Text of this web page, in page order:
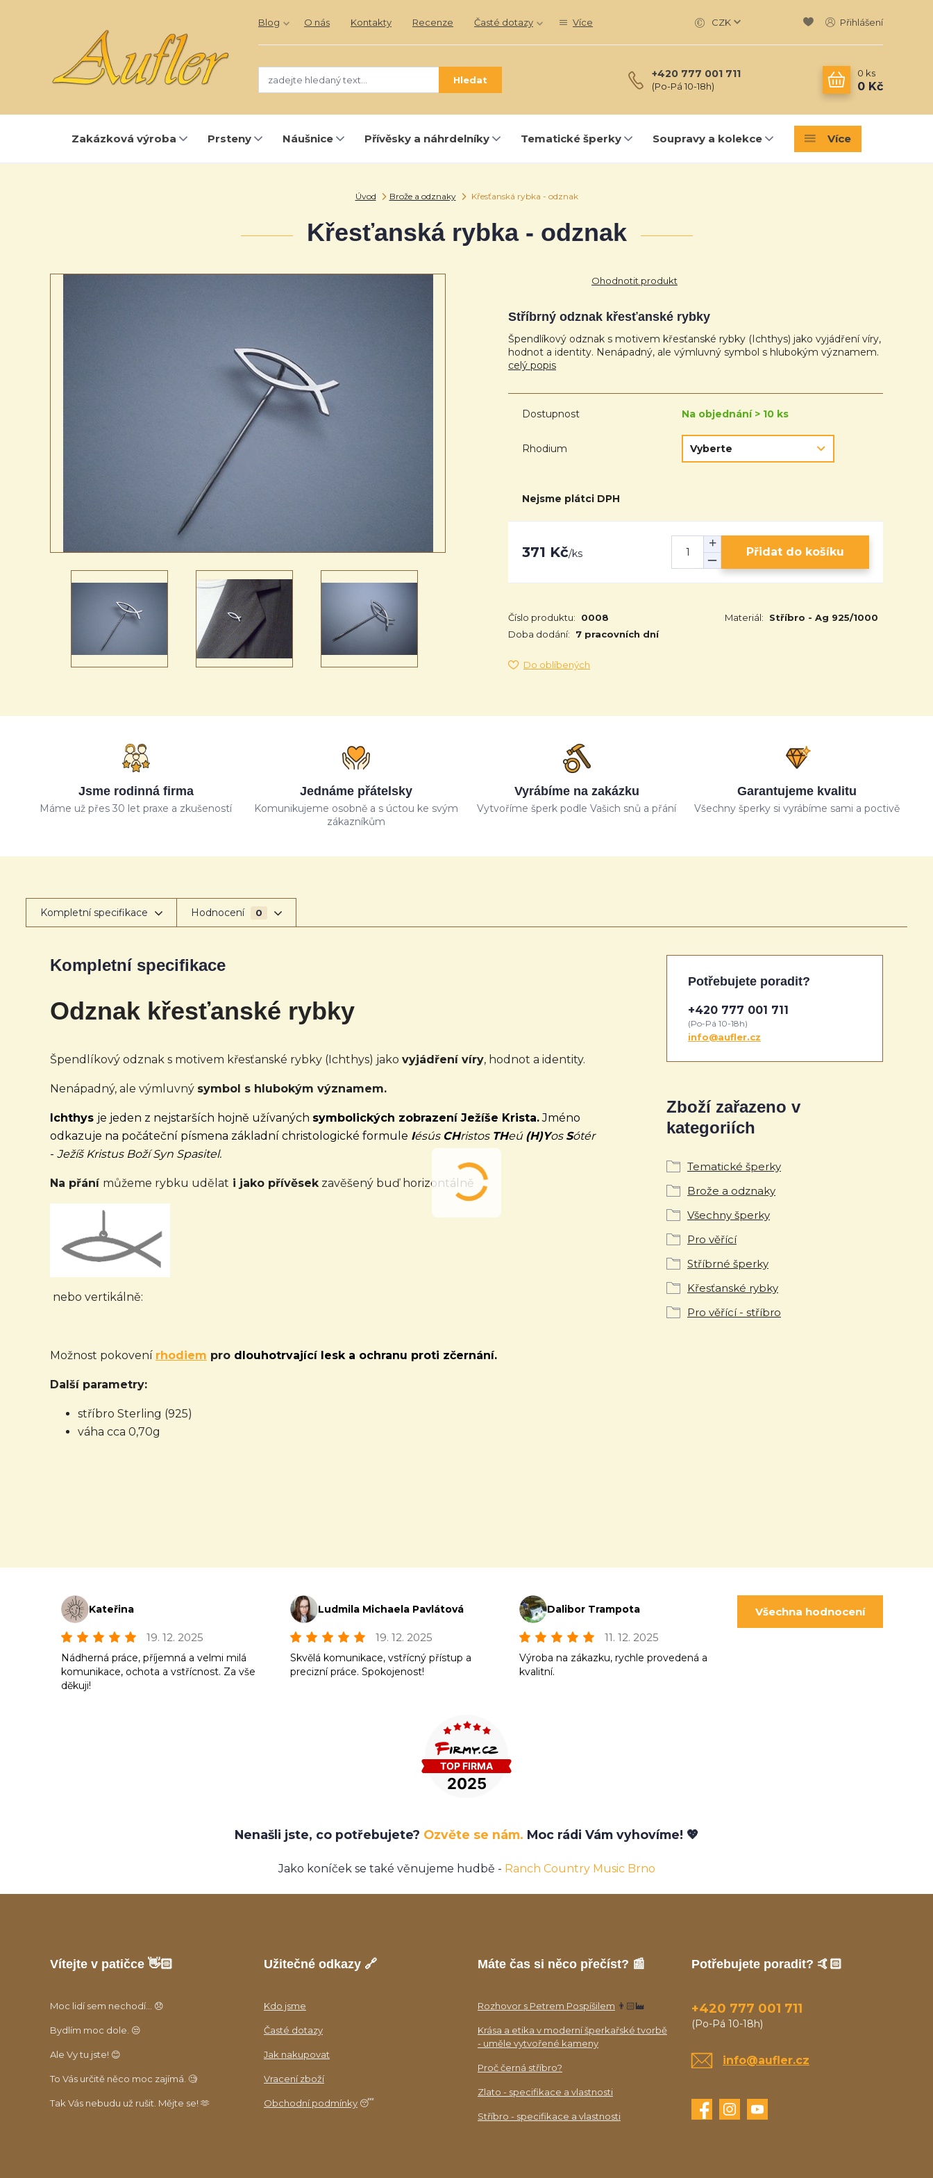
Blog O nás Kontakty Recenze Časté dotazy Více CZK Přihlášení
Hledat +420 777 001 711
(Po-Pá 10-18h)
0 ks
0 Kč
Zakázková výroba Prsteny Náušnice Přívěsky a náhrdelníky Tematické šperky Soupravy a kolekce Více
Úvod Brože a odznaky Křesťanská rybka - odznak
Křesťanská rybka - odznak
Ohodnotit produkt
Stříbrný odznak křesťanské rybky
Špendlíkový odznak s motivem křesťanské rybky (Ichthys) jako vyjádření víry,
hodnot a identity. Nenápadný, ale výmluvný symbol s hlubokým významem.
celý popis
Dostupnost Na objednání > 10 ks
Rhodium
Nejsme plátci DPH
371 Kč/ks Přidat do košíku
Číslo produktu: 0008 Materiál:
Stříbro - Ag 925/1000
Doba dodání:
7 pracovních dní
Do oblíbených
Jsme rodinná firma
Máme už přes 30 let praxe a zkušeností
Jednáme přátelsky
Komunikujeme osobně a s úctou ke svým
zákazníkům
Vyrábíme na zakázku
Vytvoříme šperk podle Vašich snů a přání
Garantujeme kvalitu
Všechny šperky si vyrábíme sami a poctivě
Kompletní specifikace Hodnocení 0
Kompletní specifikace
Odznak křesťanské rybky
Špendlíkový odznak s motivem křesťanské rybky (Ichthys) jako vyjádření víry, hodnot a identity.
Nenápadný, ale výmluvný symbol s hlubokým významem.
Ichthys je jeden z nejstarších hojně užívaných symbolických zobrazení Ježíše Krista.Jméno
odkazuje na počáteční písmena základní christologické formule Iésús CHristos THeú (H)Yos Sótér
- Ježíš Kristus Boží Syn Spasitel.
Na přání můžeme rybku udělat i jako přívěsekzavěšený buď horizontálně
nebo vertikálně:
Možnost pokovení rhodiem pro dlouhotrvající lesk a ochranu proti zčernání.
Další parametry:
stříbro Sterling (925)
váha cca 0,70g
Zboží zařazeno v
kategoriích
Tematické šperky
Brože a odznaky
Všechny šperky
Pro věřící
Stříbrné šperky
Křesťanské rybky
Pro věřící - stříbro
Potřebujete poradit?
+420 777 001 711
(Po-Pá 10-18h)
info@aufler.cz
Kateřina
19. 12. 2025
Nádherná práce, příjemná a velmi milá
komunikace, ochota a vstřícnost. Za vše
děkuji!
Ludmila Michaela Pavlátová
19. 12. 2025
Skvělá komunikace, vstřícný přístup a
precizní práce. Spokojenost!
Dalibor Trampota
11. 12. 2025
Výroba na zákazku, rychle provedená a
kvalitní.
Všechna hodnocení
Nenašli jste, co potřebujete? Ozvěte se nám. Moc rádi Vám vyhovíme! 💖
Jako koníček se také věnujeme hudbě - Ranch Country Music Brno
Vítejte v patičce 👋🏻
Moc lidí sem nechodí... 😞
Bydlím moc dole. 😒
Ale Vy tu jste! 😊
To Vás určitě něco moc zajímá. 🧐
Tak Vás nebudu už rušit. Mějte se! 🫶
Užitečné odkazy 🔗
Kdo jsme
Časté dotazy
Jak nakupovat
Vracení zboží
Obchodní podmínky 😴
Máte čas si něco přečíst? 📰
Rozhovor s Petrem Pospíšilem 👨🏻‍🏭
Krása a etika v moderní šperkařské tvorbě
- uměle vytvořené kameny
Proč černá stříbro?
Zlato - specifikace a vlastnosti
Stříbro - specifikace a vlastnosti
Potřebujete poradit? 🤙🏻
+420 777 001 711
(Po-Pá 10-18h)
info@aufler.cz